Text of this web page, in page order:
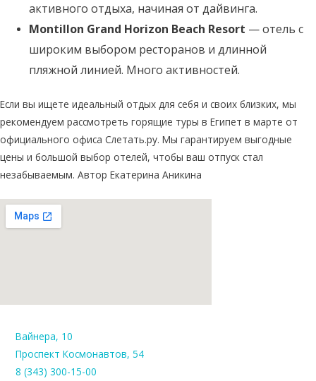
активного отдыха, начиная от дайвинга.
Montillon Grand Horizon Beach Resort — отель с
широким выбором ресторанов и длинной
пляжной линией. Много активностей.
Если вы ищете идеальный отдых для себя и своих близких, мы
рекомендуем рассмотреть горящие туры в Египет в марте от
официального офиса Слетать.ру. Мы гарантируем выгодные
цены и большой выбор отелей, чтобы ваш отпуск стал
незабываемым. Автор Екатерина Аникина
Вайнера, 10
Проспект Космонавтов, 54
8 (343) 300-15-00